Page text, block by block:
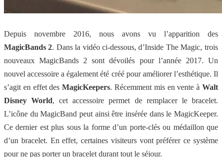
Depuis novembre 2016, nous avons vu l’apparition des
MagicBands 2. Dans la vidéo ci-dessous, d’Inside The Magic, trois
nouveaux MagicBands 2 sont dévoilés pour l’année 2017. Un
nouvel accessoire a également été créé pour améliorer l’esthétique. Il
s’agit en effet desMagicKeepers. Récemment mis en vente àWalt
Disney World, cet accessoire permet de remplacer le bracelet.
L’icône du MagicBand peut ainsi être insérée dans le MagicKeeper.
Ce dernier est plus sous la forme d’un porte-clés ou médaillon que
d’un bracelet. En effet, certaines visiteurs vont préférer ce système
pour ne pas porter un bracelet durant tout le séjour.